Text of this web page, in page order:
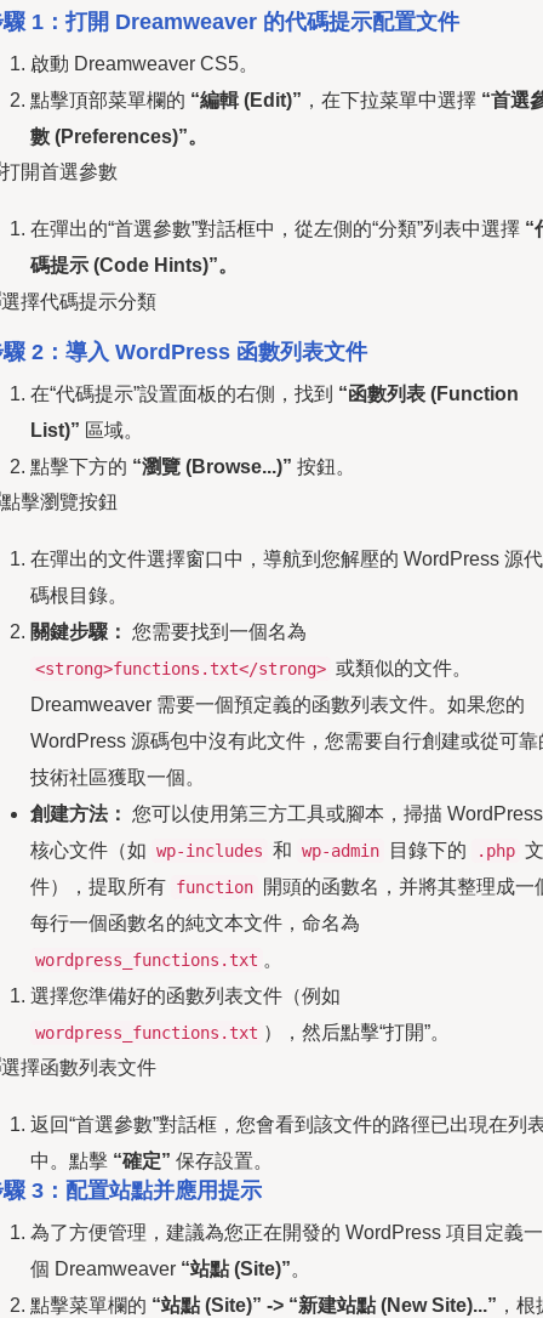
1：打開 Dreamweaver 的代碼提示配置文件
啟動 Dreamweaver CS5。
點擊頂部菜單欄的 “編輯 (Edit)” ，在下拉菜單中選擇 “首選
數 (Preferences)”。
在彈出的“首選參數”對話框中，從左側的“分類”列表中選擇 “
碼提示 (Code Hints)”。
2：導入 WordPress 函數列表文件
在“代碼提示”設置面板的右側，找到 “函數列表 (Function
List)” 區域。
點擊下方的 “瀏覽 (Browse...)” 按鈕。
在彈出的文件選擇窗口中，導航到您解壓的 WordPress 源代
碼根目錄。
關鍵步驟： 您需要找到一個名為
<strong>functions.txt</strong> 或類似的文件。
Dreamweaver 需要一個預定義的函數列表文件。如果您的
WordPress 源碼包中沒有此文件，您需要自行創建或從可靠
技術社區獲取一個。
創建方法： 您可以使用第三方工具或腳本，掃描 WordPress
核心文件（如 wp-includes 和 wp-admin 目錄下的 .php 文
件），提取所有 function
開頭的函數名，并將其整理成一
每行一個函數名的純文本文件，命名為
wordpress_functions.txt 。
選擇您準備好的函數列表文件（例如
wordpress_functions.txt ），然后點擊“打開”。
返回“首選參數”對話框，您會看到該文件的路徑已出現在列
中。點擊 “確定” 保存設置。
3：配置站點并應用提示
為了方便管理，建議為您正在開發的 WordPress 項目定義一
個 Dreamweaver “站點 (Site)”。
點擊菜單欄的 “站點 (Site)” -> “新建站點 (New Site)...” ，根